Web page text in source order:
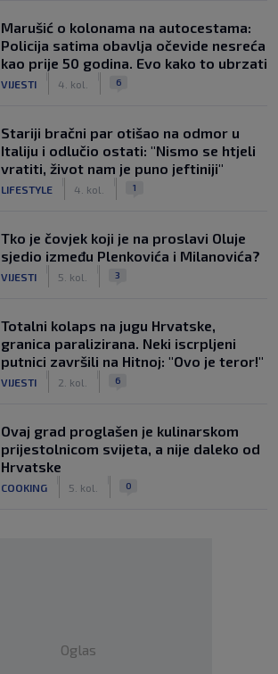
Marušić o kolonama na autocestama:
Policija satima obavlja očevide nesreća
kao prije 50 godina. Evo kako to ubrzati
VIJESTI 4. kol. 6
Stariji bračni par otišao na odmor u
Italiju i odlučio ostati: "Nismo se htjeli
vratiti, život nam je puno jeftiniji"
LIFESTYLE 4. kol. 1
Tko je čovjek koji je na proslavi Oluje
sjedio između Plenkovića i Milanovića?
VIJESTI 5. kol. 3
Totalni kolaps na jugu Hrvatske,
granica paralizirana. Neki iscrpljeni
putnici završili na Hitnoj: "Ovo je teror!"
VIJESTI 2. kol. 6
Ovaj grad proglašen je kulinarskom
prijestolnicom svijeta, a nije daleko od
Hrvatske
COOKING 5. kol. 0
Oglas